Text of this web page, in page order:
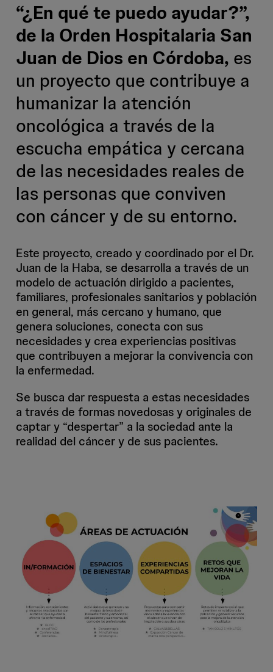
“¿En qué te puedo ayudar?”,
de la Orden Hospitalaria San
Juan de Dios en Córdoba, es
un proyecto que contribuye a
humanizar la atención
oncológica a través de la
escucha empática y cercana
de las necesidades reales de
las personas que conviven
con cáncer y de su entorno.
Este proyecto, creado y coordinado por el Dr.
Juan de la Haba, se desarrolla a través de un
modelo de actuación dirigido a pacientes,
familiares, profesionales sanitarios y población
en general, más cercano y humano, que
genera soluciones, conecta con sus
necesidades y crea experiencias positivas
que contribuyen a mejorar la convivencia con
la enfermedad.
Se busca dar respuesta a estas necesidades
a través de formas novedosas y originales de
captar y “despertar” a la sociedad ante la
realidad del cáncer y de sus pacientes.